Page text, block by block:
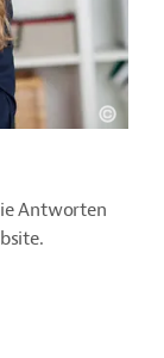
Antworten